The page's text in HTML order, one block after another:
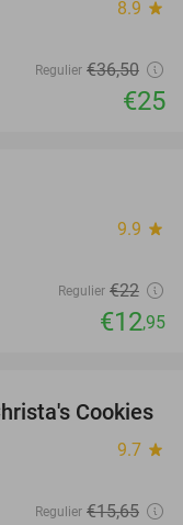
8.9 star
Regulier €36,50
€25
9.9 star
Regulier €22
€12,95
46%
Cookies
9.7 star
Regulier €15,65